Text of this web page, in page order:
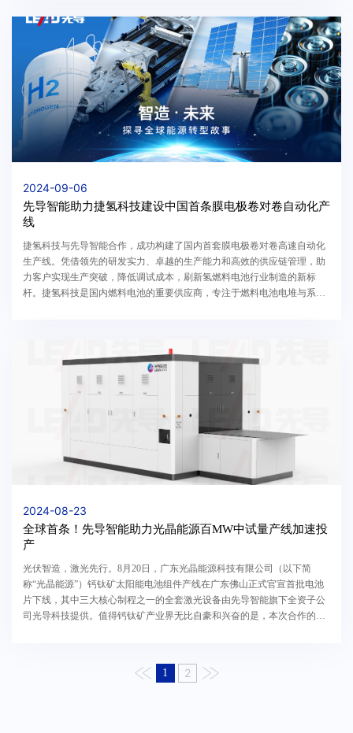
2024-09-06
先导智能助力捷氢科技建设中国首条膜电极卷对卷自动化产
线
捷氢科技与先导智能合作，成功构建了国内首套膜电极卷对卷高速自动化
生产线。凭借领先的研发实力、卓越的生产能力和高效的供应链管理，助
力客户实现生产突破，降低调试成本，刷新氢燃料电池行业制造的新标
杆。捷氢科技是国内燃料电池的重要供应商，专注于燃料电池电堆与系统
2024-08-23
全球首条！先导智能助力光晶能源百MW中试量产线加速投
产
光伏智造，激光先行。8月20日，广东光晶能源科技有限公司（以下简
称“光晶能源”）钙钛矿太阳能电池组件产线在广东佛山正式官宣首批电池
片下线，其中三大核心制程之一的全套激光设备由先导智能旗下全资子公
司光导科技提供。值得钙钛矿产业界无比自豪和兴奋的是，本次合作的
1 2